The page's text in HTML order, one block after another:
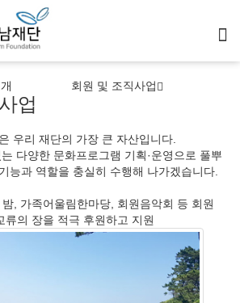
회원 및 조직사업
업
우리 재단의 가장 큰 자산입니다.
다양한 문화프로그램 기획·운영으로 풀뿌
능과 역할을 충실히 수행해 나가겠습니다.
, 가족어울림한마당, 회원음악회 등 회원
류의 장을 적극 후원하고 지원